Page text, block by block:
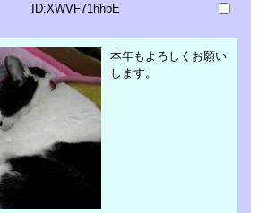
ID:XWVF71hhbE
本年もよろしくお願い
します。